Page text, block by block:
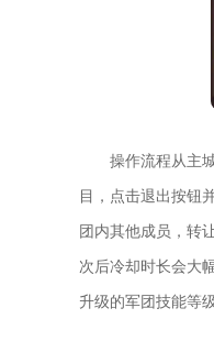
操作流程从主
目，点击退出按钮
团内其他成员，转
次后冷却时长会大
升级的军团技能等